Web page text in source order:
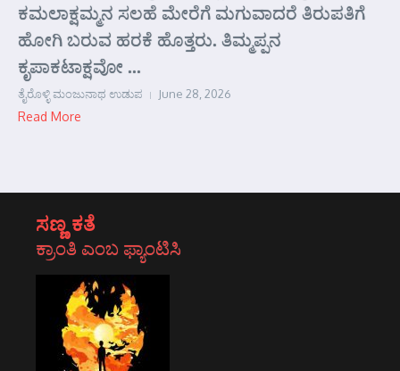
ಕಮಲಾಕ್ಷಮ್ಮನ ಸಲಹೆ ಮೇರೆಗೆ ಮಗುವಾದರೆ ತಿರುಪತಿಗೆ
ಹೋಗಿ ಬರುವ ಹರಕೆ ಹೊತ್ತರು. ತಿಮ್ಮಪ್ಪನ
ಕೃಪಾಕಟಾಕ್ಷವೋ ...
ತೈರೊಳ್ಳಿ ಮಂಜುನಾಥ ಉಡುಪ June 28, 2026
Read More
ಸಣ್ಣ ಕತೆ
ಕ್ರಾಂತಿ ಎಂಬ ಫ್ಯಾಂಟಿಸಿ